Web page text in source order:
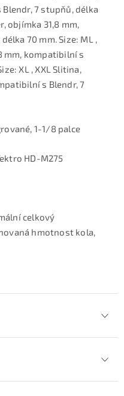
7 stupňů, délka
objímka 31,8 mm,
70 mm. Size: ML ,
mm, kompatibilní s
XL , XXL Slitina,
s Blendr, 7
1-1/8 palce
HD-M275
celkový
hmotnost kola,